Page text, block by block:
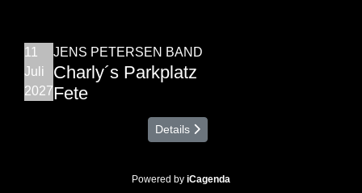
11
Juli
2027
JENS PETERSEN BAND
Charly´s Parkplatz
Fete
Details
Powered by iCagenda